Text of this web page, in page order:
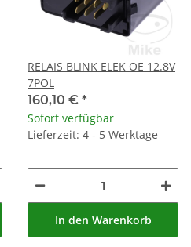
RELAIS BLINK ELEK OE 12.8V
7POL
160,10 € *
Sofort verfügbar
Lieferzeit: 4 - 5 Werktage
In den Warenkorb